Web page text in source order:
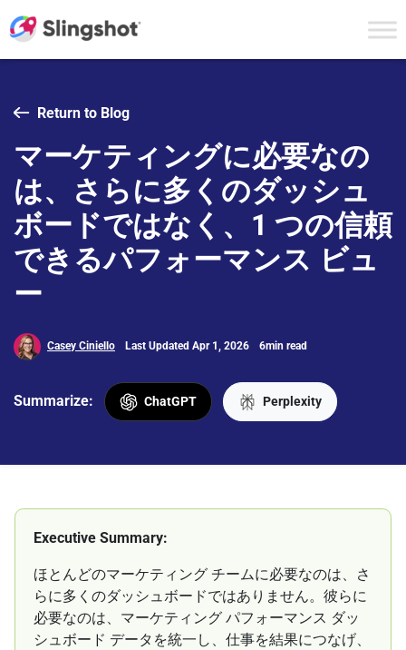
Return to Blog
マーケティングに必要なの
は、さらに多くのダッシュ
ボードではなく、1 つの信頼
できるパフォーマンス ビュ
ー
Casey Ciniello Last Updated Apr 1, 2026 6min read
Summarize: ChatGPT Perplexity
Executive Summary:
ほとんどのマーケティング チームに必要なのは、さ
らに多くのダッシュボードではありません。彼らに
必要なのは、マーケティング パフォーマンス ダッ
シュボード データを統一し、仕事を結果につなげ、